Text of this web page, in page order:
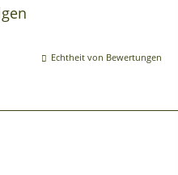
Echtheit von Bewertungen